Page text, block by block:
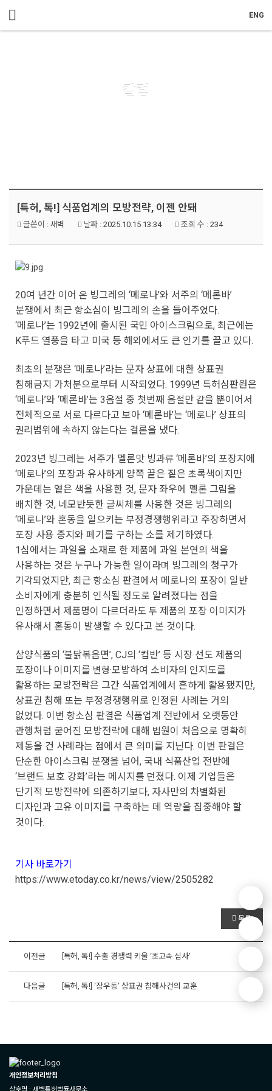
ENG
칼럼
[특허, 톡!] 식품업계의 모방전략, 이젠 안돼
글쓴이 : 새벽 날짜 : 2025.10.15 13:34 조회 수 : 234
20여 년간 이어 온 빙그레의 ‘메로나’와 서주의 ‘메론바’
분쟁에서 최근 항소심이 빙그레의 손을 들어주었다.
‘메로나’는 1992년에 출시된 국민 아이스크림으로, 최근에는
K푸드 열풍을 타고 미국 등 해외에서도 큰 인기를 끌고 있다.
최초의 분쟁은 ‘메로나’라는 문자 상표에 대한 상표권
침해금지 가처분으로부터 시작되었다. 1999년 특허심판원은
‘메로나’와 ‘메론바’는 3음절 중 첫번째 음절만 같을 뿐이어서
전체적으로 서로 다르다고 보아 ‘메론바’는 ‘메로나’ 상표의
권리범위에 속하지 않는다는 결론을 냈다.
2023년 빙그레는 서주가 멜론맛 빙과류 ‘메론바’의 포장지에
‘메로나’의 포장과 유사하게 양쪽 끝은 짙은 초록색이지만
가운데는 옅은 색을 사용한 것, 문자 좌우에 멜론 그림을
배치한 것, 네모반듯한 글씨체를 사용한 것은 빙그레의
‘메로나’와 혼동을 일으키는 부정경쟁행위라고 주장하면서
포장 사용 중지와 폐기를 구하는 소를 제기하였다.
1심에서는 과일을 소재로 한 제품에 과일 본연의 색을
사용하는 것은 누구나 가능한 일이라며 빙그레의 청구가
기각되었지만, 최근 항소심 판결에서 메로나의 포장이 일반
소비자에게 충분히 인식될 정도로 알려졌다는 점을
인정하면서 제품명이 다르더라도 두 제품의 포장 이미지가
유사해서 혼동이 발생할 수 있다고 본 것이다.
삼양식품의 ‘불닭볶음면’, CJ의 ‘컵반’ 등 시장 선도 제품의
포장이나 이미지를 변형·모방하여 소비자의 인지도를
활용하는 모방전략은 그간 식품업계에서 흔하게 활용됐지만,
상표권 침해 또는 부정경쟁행위로 인정된 사례는 거의
없었다. 이번 항소심 판결은 식품업계 전반에서 오랫동안
관행처럼 굳어진 모방전략에 대해 법원이 처음으로 명확히
제동을 건 사례라는 점에서 큰 의미를 지닌다. 이번 판결은
단순한 아이스크림 분쟁을 넘어, 국내 식품산업 전반에
‘브랜드 보호 강화’라는 메시지를 던졌다. 이제 기업들은
단기적 모방전략에 의존하기보다, 자사만의 차별화된
디자인과 고유 이미지를 구축하는 데 역량을 집중해야 할
것이다.
기사 바로가기
https://www.etoday.co.kr/news/view/2505282
목록
이전글 [특허, 톡!] 수출 경쟁력 키울 ‘초고속 심사’
다음글 [특허, 톡!] ‘장우동’ 상표권 침해사건의 교훈
개인정보처리방침
상호명 : 새벽특허법률사무소